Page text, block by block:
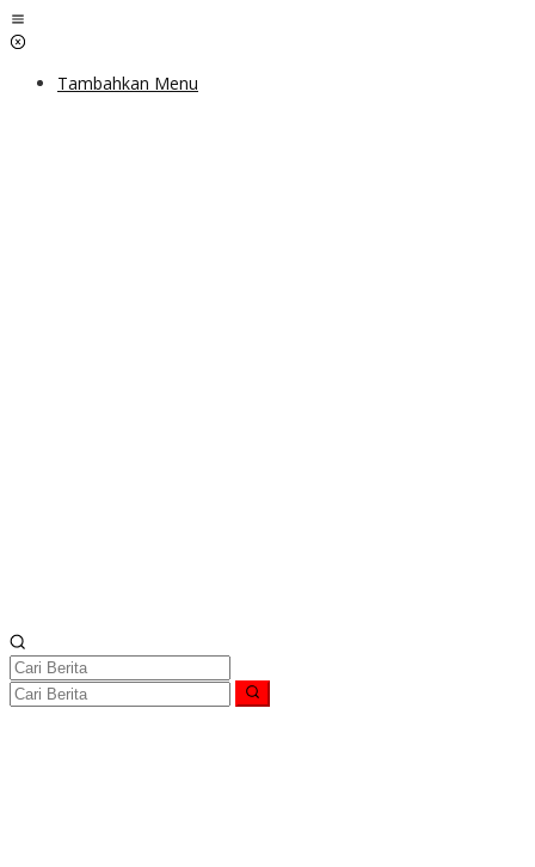
Lewati
ke
Tambahkan Menu